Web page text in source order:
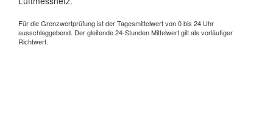
Für die Grenzwertprüfung ist der Tagesmittelwert von 0 bis 24 Uhr
ausschlaggebend. Der gleitende 24-Stunden Mittelwert gilt als vorläufiger
Richtwert.